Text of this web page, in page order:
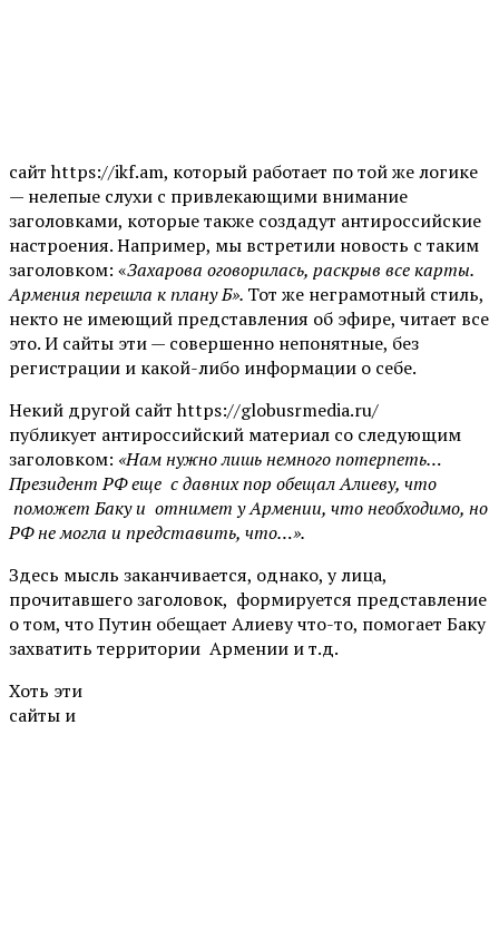
сайт https://ikf.am, который работает по той же логике
— нелепые слухи с привлекающими внимание
заголовками, которые также создадут антироссийские
настроения. Например, мы встретили новость с таким
заголовком: «Захарова оговорилась, раскрыв все карты.
Армения перешла к плану Б». Тот же неграмотный стиль,
некто не имеющий представления об эфире, читает все
это. И сайты эти — совершенно непонятные, без
регистрации и какой-либо информации о себе.
Некий другой сайт https://globusrmedia.ru/
публикует антироссийский материал со следующим
заголовком: «Нам нужно лишь немного потерпеть…
Президент РФ еще с давних пор обещал Алиеву, что
поможет Баку и отнимет у Армении, что необходимо, но
РФ не могла и представить, что…».
Здесь мысль заканчивается, однако, у лица,
прочитавшего заголовок, формируется представление
о том, что Путин обещает Алиеву что-то, помогает Баку
захватить территории Армении и т.д.
Хоть эти
сайты и